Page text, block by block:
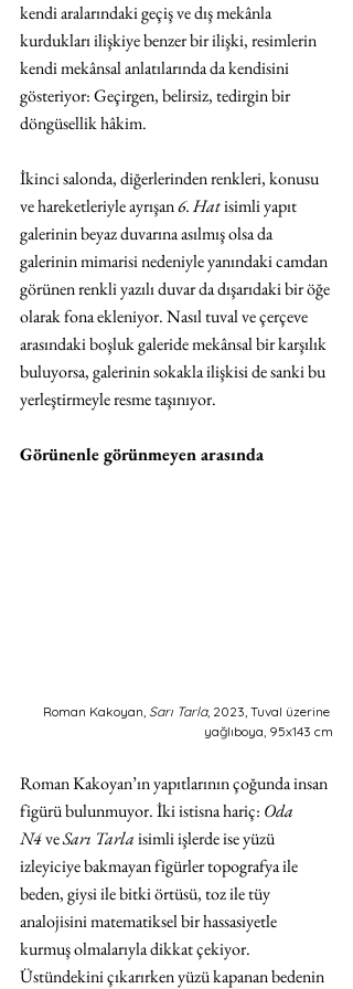
kendi aralarındaki geçiş ve dış mekânla
kurdukları ilişkiye benzer bir ilişki, resimlerin
kendi mekânsal anlatılarında da kendisini
gösteriyor: Geçirgen, belirsiz, tedirgin bir
döngüsellik hâkim.
İkinci salonda, diğerlerinden renkleri, konusu
ve hareketleriyle ayrışan 6. Hat isimli yapıt
galerinin beyaz duvarına asılmış olsa da
galerinin mimarisi nedeniyle yanındaki camdan
görünen renkli yazılı duvar da dışarıdaki bir öğe
olarak fona ekleniyor. Nasıl tuval ve çerçeve
arasındaki boşluk galeride mekânsal bir karşılık
buluyorsa, galerinin sokakla ilişkisi de sanki bu
yerleştirmeyle resme taşınıyor.
Görünenle görünmeyen arasında
Roman Kakoyan, Sarı Tarla, 2023, Tuval üzerine
yağlıboya, 95x143 cm
Roman Kakoyan’ın yapıtlarının çoğunda insan
figürü bulunmuyor. İki istisna hariç: Oda
N4 ve Sarı Tarla isimli işlerde ise yüzü
izleyiciye bakmayan figürler topografya ile
beden, giysi ile bitki örtüsü, toz ile tüy
analojisini matematiksel bir hassasiyetle
kurmuş olmalarıyla dikkat çekiyor.
Üstündekini çıkarırken yüzü kapanan bedenin